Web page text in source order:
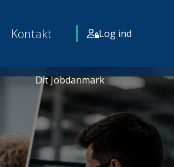
Dit Jobdanmark
Kontakt Log ind